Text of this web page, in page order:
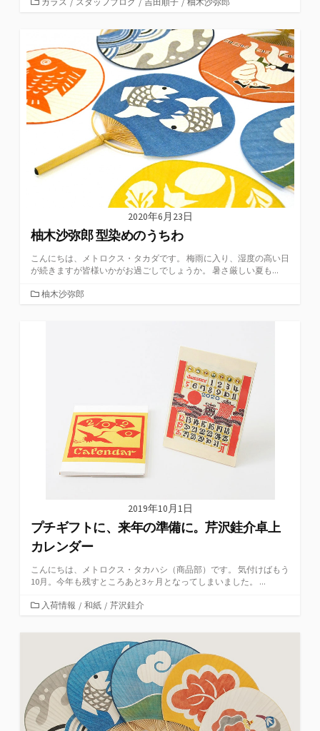
ー
2020年6月23日
柚木沙弥郎 型染めのうちわ
こんにちは、メトロクス・タカダです。 梅雨に入り、湿度の高い日
が続きますが皆様いかがお過ごしでしょうか。 暑さ厳しい夏も...
カ柚木沙弥郎
2019年10月1日
プチギフトに、来年の準備に。芹沢銈介卓上
カレンダー
こんにちは、メトロクス・タカハシ（商品部）です。 気付けばもう
10月。今年も残すところあと3ヶ月となってしまいました。 ...
カ
ゴ
入荷情報 / 和紙 / 芹沢銈介